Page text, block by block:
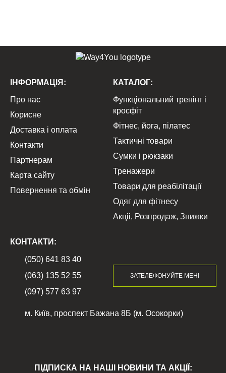
ІНФОРМАЦІЯ:
Про нас
Корисне
Доставка і оплата
Контакти
Партнерам
Карта сайту
Повернення та обмін
КАТАЛОГ:
Функціональний тренінг і
кросфіт
Фітнес, йога, пілатес
Тактичні товари
Сумки і рюкзаки
Тренажери
Товари для реабілітації
Одяг для фітнесу
Акціі, Розпродаж, Знижки
КОНТАКТИ:
(050) 641 83 40
(063) 135 52 55
(097) 577 63 97
ЗАТЕЛЕФОНУЙТЕ МЕНІ
м. Київ, проспект Бажана 8Б (м. Осокорки)
ПІДПИСКА НА НАШІ НОВИНИ ТА АКЦІЇ: